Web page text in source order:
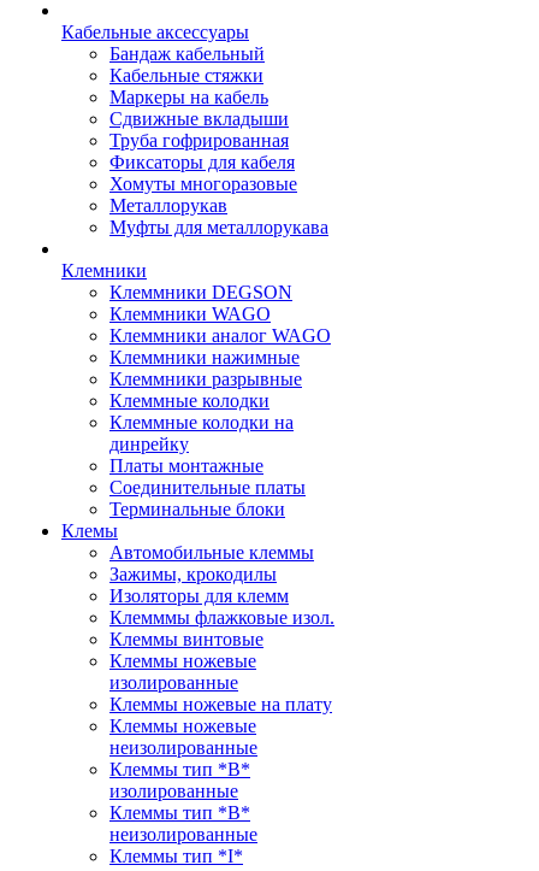
Кабельные аксессуары
Бандаж кабельный
Кабельные стяжки
Маркеры на кабель
Сдвижные вкладыши
Труба гофрированная
Фиксаторы для кабеля
Хомуты многоразовые
Металлорукав
Муфты для металлорукава
Клемники
Клеммники DEGSON
Клеммники WAGO
Клеммники аналог WAGO
Клеммники нажимные
Клеммники разрывные
Клеммные колодки
Клеммные колодки на
динрейку
Платы монтажные
Соединительные платы
Терминальные блоки
Клемы
Автомобильные клеммы
Зажимы, крокодилы
Изоляторы для клемм
Клемммы флажковые изол.
Клеммы винтовые
Клеммы ножевые
изолированные
Клеммы ножевые на плату
Клеммы ножевые
неизолированные
Клеммы тип *B*
изолированные
Клеммы тип *B*
неизолированные
Клеммы тип *I*